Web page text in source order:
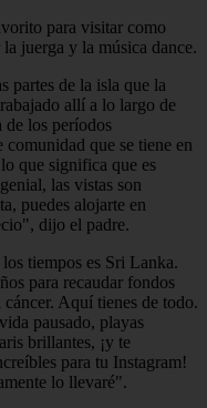
para visitar como
juerga y la música dance.
partes de la isla que la
allí a lo largo de
de los períodos
que se tiene en
que significa que es
las vistas son
puedes alojarte en
dijo el padre.
tiempos es Sri Lanka.
para recaudar fondos
Aquí tienes de todo.
pausado, playas
brillantes, ¡y te
para tu Instagram!
lo llevaré".